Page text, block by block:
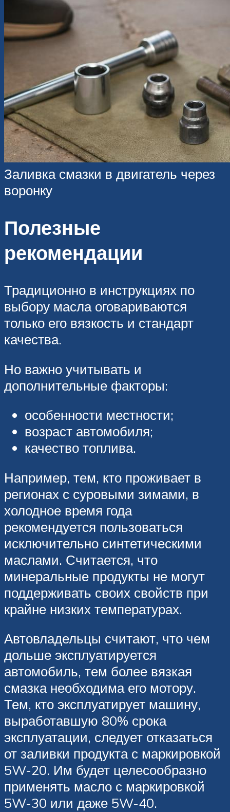
Заливка смазки в двигатель через
воронку
Полезные
рекомендации
Традиционно в инструкциях по
выбору масла оговариваются
только его вязкость и стандарт
качества.
Но важно учитывать и
дополнительные факторы:
особенности местности;
возраст автомобиля;
качество топлива.
Например, тем, кто проживает в
регионах с суровыми зимами, в
холодное время года
рекомендуется пользоваться
исключительно синтетическими
маслами. Считается, что
минеральные продукты не могут
поддерживать своих свойств при
крайне низких температурах.
Автовладельцы считают, что чем
дольше эксплуатируется
автомобиль, тем более вязкая
смазка необходима его мотору.
Тем, кто эксплуатирует машину,
выработавшую 80% срока
эксплуатации, следует отказаться
от заливки продукта с маркировкой
5W-20. Им будет целесообразно
применять масло с маркировкой
5W-30 или даже 5W-40.